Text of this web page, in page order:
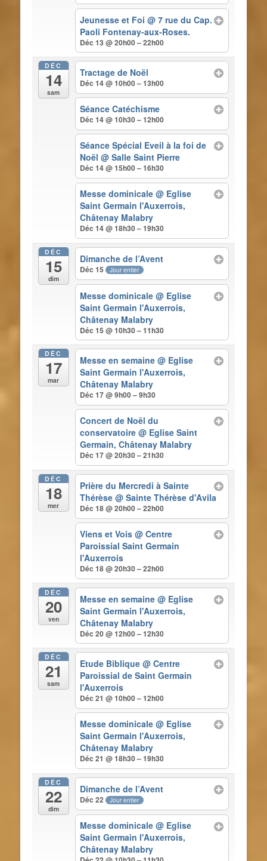
Jeunesse et Foi@ 7 rue du Cap.
Paoli Fontenay-aux-Roses.
Déc 13 @ 20h00 – 22h00
DÉC
14
sam
Tractage de Noël
Déc 14 @ 10h00 – 13h00
Séance Catéchisme
Déc 14 @ 10h30 – 12h00
Séance Spécial Eveil à la foi de
Noël@ Salle Saint Pierre
Déc 14 @ 15h00 – 16h30
Messe dominicale@ Eglise
Saint Germain l'Auxerrois,
Châtenay Malabry
Déc 14 @ 18h30 – 19h30
DÉC
15
dim
Dimanche de l’Avent
Déc 15 Jour entier
Messe dominicale@ Eglise
Saint Germain l'Auxerrois,
Châtenay Malabry
Déc 15 @ 10h30 – 11h30
DÉC
17
mar
Messe en semaine@ Eglise
Saint Germain l'Auxerrois,
Châtenay Malabry
Déc 17 @ 9h00 – 9h30
Concert de Noël du
conservatoire@ Eglise Saint
Germain, Châtenay Malabry
Déc 17 @ 20h30 – 21h30
DÉC
18
mer
Prière du Mercredi à Sainte
Thérèse@ Sainte Thérèse d'Avila
Déc 18 @ 20h00 – 22h00
Viens et Vois@ Centre
Paroissial Saint Germain
l'Auxerrois
Déc 18 @ 20h30 – 22h00
DÉC
20
ven
Messe en semaine@ Eglise
Saint Germain l'Auxerrois,
Châtenay Malabry
Déc 20 @ 12h00 – 12h30
DÉC
21
sam
Etude Biblique@ Centre
Paroissial de Saint Germain
l'Auxerrois
Déc 21 @ 10h00 – 12h00
Messe dominicale@ Eglise
Saint Germain l'Auxerrois,
Châtenay Malabry
Déc 21 @ 18h30 – 19h30
DÉC
22
dim
Dimanche de l’Avent
Déc 22 Jour entier
Messe dominicale@ Eglise
Saint Germain l'Auxerrois,
Châtenay Malabry